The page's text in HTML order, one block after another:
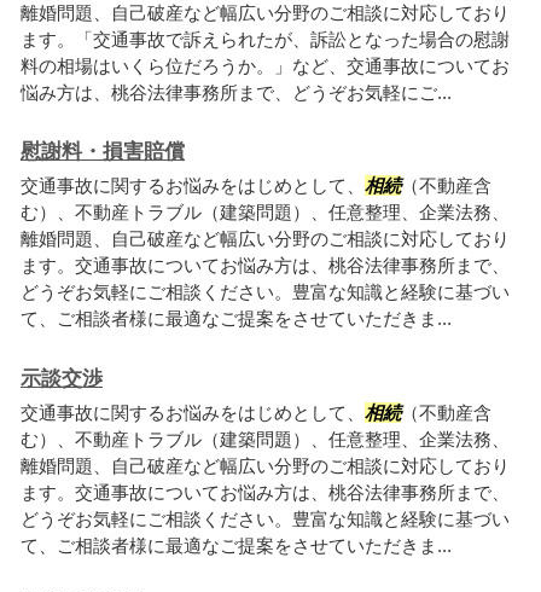
離婚問題、自己破産など幅広い分野のご相談に対応しており
ます。「交通事故で訴えられたが、訴訟となった場合の慰謝
料の相場はいくら位だろうか。」など、交通事故についてお
悩み方は、桃谷法律事務所まで、どうぞお気軽にご...
慰謝料・損害賠償
交通事故に関するお悩みをはじめとして、 相続（不動産含
む）、不動産トラブル（建築問題）、任意整理、企業法務、
離婚問題、自己破産など幅広い分野のご相談に対応しており
ます。交通事故についてお悩み方は、桃谷法律事務所まで、
どうぞお気軽にご相談ください。豊富な知識と経験に基づい
て、ご相談者様に最適なご提案をさせていただきま...
示談交渉
交通事故に関するお悩みをはじめとして、 相続（不動産含
む）、不動産トラブル（建築問題）、任意整理、企業法務、
離婚問題、自己破産など幅広い分野のご相談に対応しており
ます。交通事故についてお悩み方は、桃谷法律事務所まで、
どうぞお気軽にご相談ください。豊富な知識と経験に基づい
て、ご相談者様に最適なご提案をさせていただきま...